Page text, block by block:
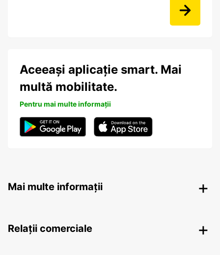
Aceeași aplicație smart. Mai
multă mobilitate.
Pentru mai multe informații
Mai multe informații
Relații comerciale